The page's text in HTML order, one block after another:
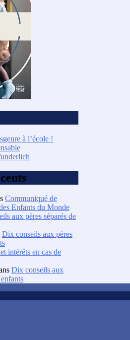
à l’école !
Communiqué de
Enfants du Monde
aux pères séparés de
Dix conseils aux pères
intérêts en cas de
Dix conseils aux